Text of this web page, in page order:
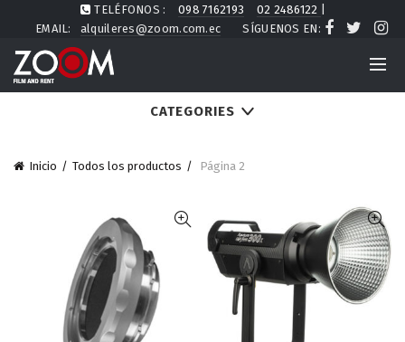
TELÉFONOS : 098 7162193 02 2486122
EMAIL:
alquileres@zoom.com.ec SÍGUENOS EN:
CATEGORIES
Inicio Todos los productos Página 2